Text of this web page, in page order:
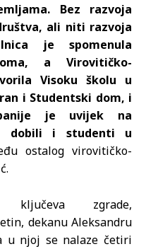
Bez razvoja
ali niti razvoja
je spomenula
a Virovitičko-
Visoku školu u
i Studentski dom, i
je uvijek na
dobili i studenti u
ostalog virovitičko-
ključeva zgrade,
dekanu Aleksandru
u njoj se nalaze četiri